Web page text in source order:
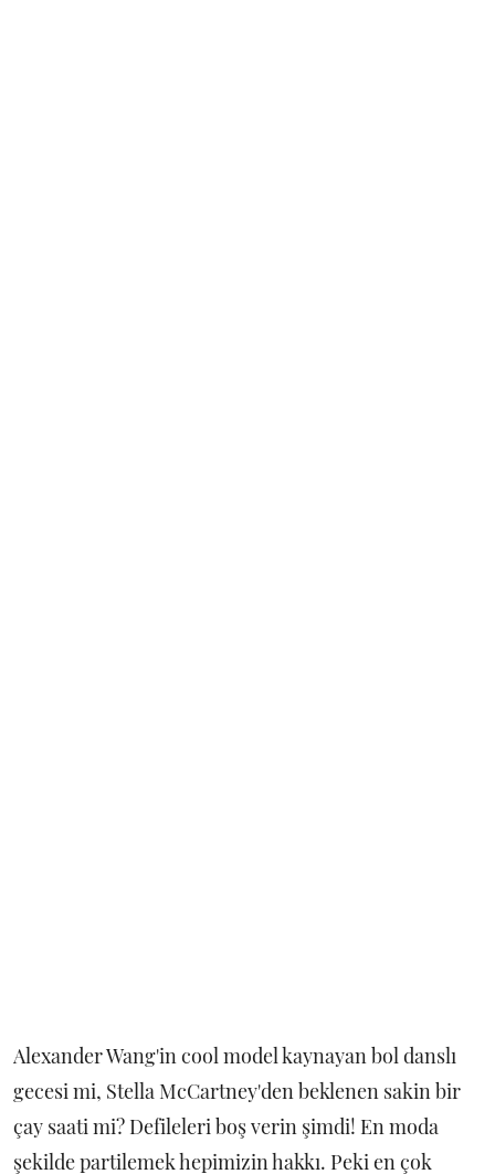
Alexander Wang'in cool model kaynayan bol danslı
gecesi mi, Stella McCartney'den beklenen sakin bir
çay saati mi? Defileleri boş verin şimdi! En moda
şekilde partilemek hepimizin hakkı. Peki en çok